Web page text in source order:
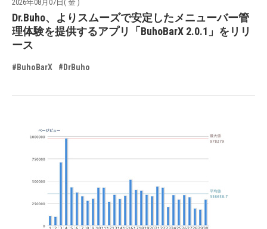
2026年08月07日( 金 )
Dr.Buho、よりスムーズで安定したメニューバー管
理体験を提供するアプリ「BuhoBarX 2.0.1」をリリ
ース
#BuhoBarX #DrBuho